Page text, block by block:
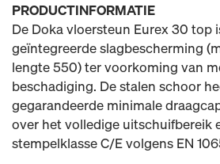
PRODUCTINFORMATIE
De Doka vloersteun Eurex 30 top
geïntegreerde slagbescherming
lengte 550) ter voorkoming van
beschadiging. De stalen schoor
gegarandeerde minimale
over het volledige uitschuifbereik
stempelklasse C/E volgens EN